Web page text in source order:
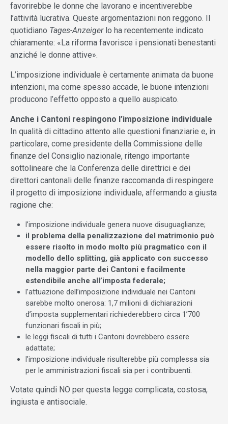
favorirebbe le donne che lavorano e incentiverebbe
l’attività lucrativa. Queste argomentazioni non reggono. Il
quotidiano Tages-Anzeigerlo ha recentemente indicato
chiaramente: «La riforma favorisce i pensionati benestanti
anziché le donne attive».
L’imposizione individuale è certamente animata da buone
intenzioni, ma come spesso accade, le buone intenzioni
producono l’effetto opposto a quello auspicato.
Anche i Cantoni respingono l’imposizione individuale
In qualità di cittadino attento alle questioni finanziarie e, in
particolare, come presidente della Commissione delle
finanze del Consiglio nazionale, ritengo importante
sottolineare che la Conferenza delle direttrici e dei
direttori cantonali delle finanze raccomanda di respingere
il progetto di imposizione individuale, affermando a giusta
ragione che:
l’imposizione individuale genera nuove disuguaglianze;
il problema della penalizzazione del matrimonio può
essere risolto in modo molto più pragmatico con il
modello dello splitting, già applicato con successo
nella maggior parte dei Cantoni e facilmente
estendibile anche all’imposta federale;
l’attuazione dell’imposizione individuale nei Cantoni
sarebbe molto onerosa: 1,7 milioni di dichiarazioni
d’imposta supplementari richiederebbero circa 1’700
funzionari fiscali in più;
le leggi fiscali di tutti i Cantoni dovrebbero essere
adattate;
l’imposizione individuale risulterebbe più complessa sia
per le amministrazioni fiscali sia per i contribuenti.
Votate quindi NO per questa legge complicata, costosa,
ingiusta e antisociale.